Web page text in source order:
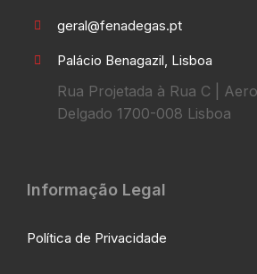
geral@fenadegas.pt
Palácio Benagazil, Lisboa
Rua Projetada à Rua C |
Delgado 1700-008 Lisboa
Informação Legal
Política de Privacidade